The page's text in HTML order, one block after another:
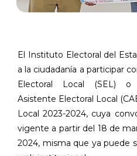
El Instituto Electoral del
a la ciudadanía a participar
Electoral Local (SEL) o
Asistente Electoral Local
Local 2023-2024, cuya
vigente a partir del 18 de
2024, misma que ya puede